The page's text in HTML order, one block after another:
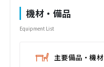
機材・備品
Equipment List
主要備品・機材